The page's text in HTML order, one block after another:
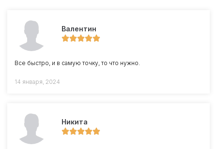
Валентин
Все быстро, и в самую точку, то что нужно.
14 января, 2024
Никита